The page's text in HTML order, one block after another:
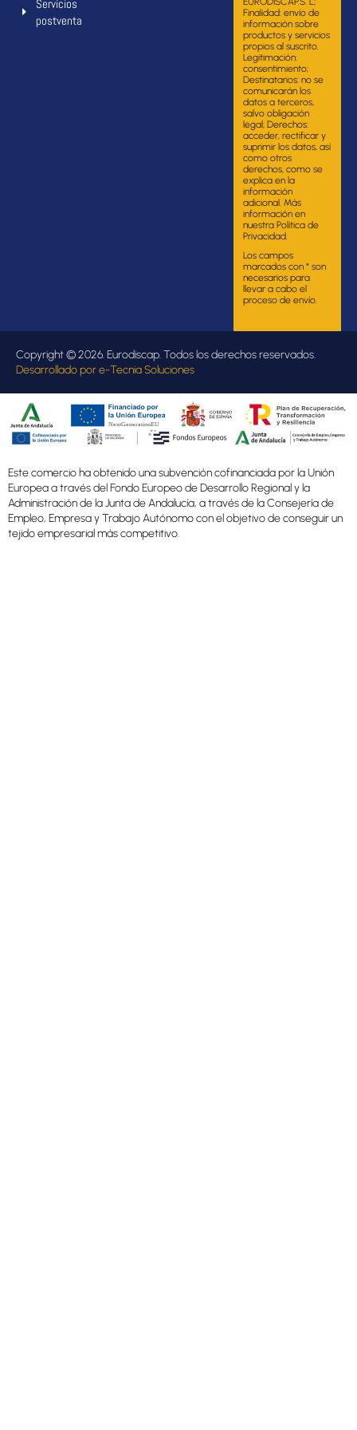
Servicios
postventa
Finalidad: envío de
información sobre
productos y servicios
propios al suscrito.
Legitimación:
consentimiento;
Destinatarios: no se
comunicarán los
datos a terceros,
salvo obligación
legal; Derechos:
acceder, rectificar y
suprimir los datos, así
como otros
derechos, como se
explica en la
información
adicional. Más
información en
nuestra Política de
Privacidad.
Los campos
marcados con * son
necesarios para
llevar a cabo el
proceso de envío.
Copyright © 2026. Eurodiscap. Todos los derechos reservados.
Desarrollado pore-Tecnia Soluciones
Este comercio ha obtenido una subvención cofinanciada por la Unión
Europea a través del Fondo Europeo de Desarrollo Regional y la
Administración de la Junta de Andalucía, a través de la Consejería de
Empleo, Empresa y Trabajo Autónomo con el objetivo de conseguir un
tejido empresarial más competitivo.